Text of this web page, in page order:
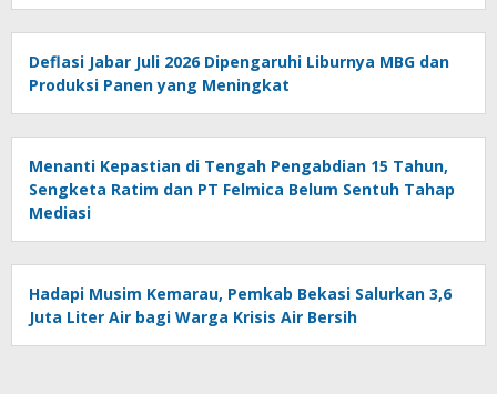
Deflasi Jabar Juli 2026 Dipengaruhi Liburnya MBG dan
Produksi Panen yang Meningkat
Menanti Kepastian di Tengah Pengabdian 15 Tahun,
Sengketa Ratim dan PT Felmica Belum Sentuh Tahap
Mediasi
Hadapi Musim Kemarau, Pemkab Bekasi Salurkan 3,6
Juta Liter Air bagi Warga Krisis Air Bersih